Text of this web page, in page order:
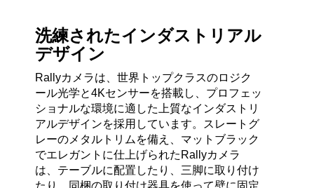
洗練されたインダストリアル
デザイン
Rallyカメラは、世界トップクラスのロジク
ール光学と4Kセンサーを搭載し、プロフェッ
ショナルな環境に適した上質なインダストリ
アルデザインを採用しています。スレートグ
レーのメタルトリムを備え、マットブラック
でエレガントに仕上げられたRallyカメラ
は、テーブルに配置したり、三脚に取り付け
たり、同梱の取り付け器具を使って壁に固定